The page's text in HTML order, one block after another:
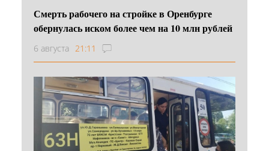
Смерть рабочего на стройке в Оренбурге
обернулась иском более чем на 10 млн рублей
6 августа 21:11